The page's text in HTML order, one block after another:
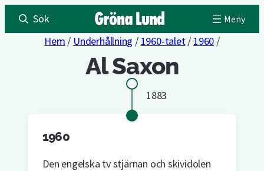
Sök
Hem / Underhållning / 1960-talet/ 1960 /
Al Saxon
1883
1960
Den engelska tv stjärnan och skividolen